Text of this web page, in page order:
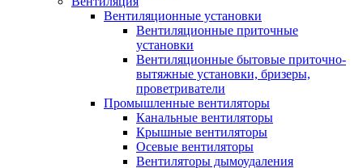
Вентиляционные установки
Вентиляционные приточные
установки
Вентиляционные бытовые приточно-
вытяжные установки, бризеры,
проветриватели
Промышленные вентиляторы
Канальные вентиляторы
Крышные вентиляторы
Осевые вентиляторы
Вентиляторы дымоудаления